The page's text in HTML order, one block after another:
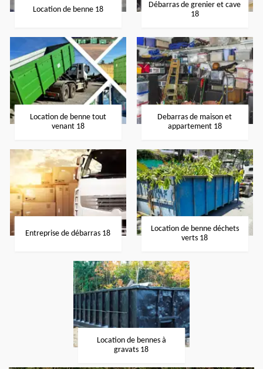
Location de benne 18
Débarras de grenier et cave
18
Location de benne tout
venant 18
Debarras de maison et
appartement 18
Entreprise de débarras 18
Location de benne déchets
verts 18
Location de bennes à
gravats 18